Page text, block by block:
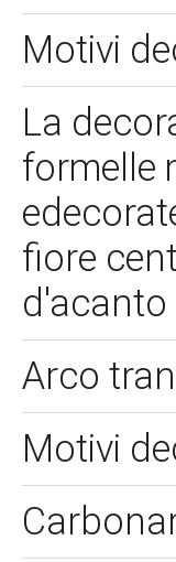
Motivi
La
formelle
fiore
d'acanto
Arco
Motivi